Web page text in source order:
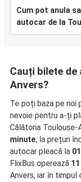
Cum pot anula
autocar de la
Cauți bilete
Anvers?
Te poți baza pe
nevoie pentru a-ți
Călătoria Toulouse-
minute, la prețuri
autocar pleacă la
FlixBus operează
Anvers, iar în